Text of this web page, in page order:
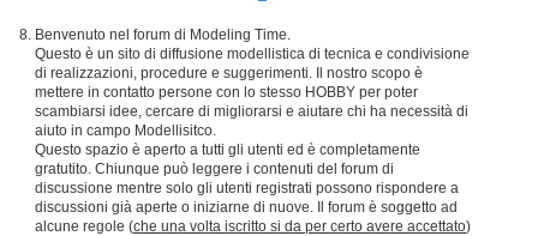
Benvenuto nel forum di Modeling Time.
Questo è un sito di diffusione modellistica di tecnica e condivisione
di realizzazioni, procedure e suggerimenti. Il nostro scopo è
mettere in contatto persone con lo stesso HOBBY per poter
scambiarsi idee, cercare di migliorarsi e aiutare chi ha necessità di
aiuto in campo Modellisitco.
Questo spazio è aperto a tutti gli utenti ed è completamente
gratutito. Chiunque può leggere i contenuti del forum di
discussione mentre solo gli utenti registrati possono rispondere a
discussioni già aperte o iniziarne di nuove. Il forum è soggetto ad
alcune regole (che una volta iscritto si da per certo avere accettato)